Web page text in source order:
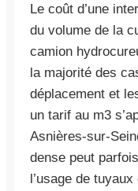
Le coût d’une
du volume de la
camion
la majorité des
déplacement et
un tarif au m3
Asnières-sur-
dense peut
l’usage de